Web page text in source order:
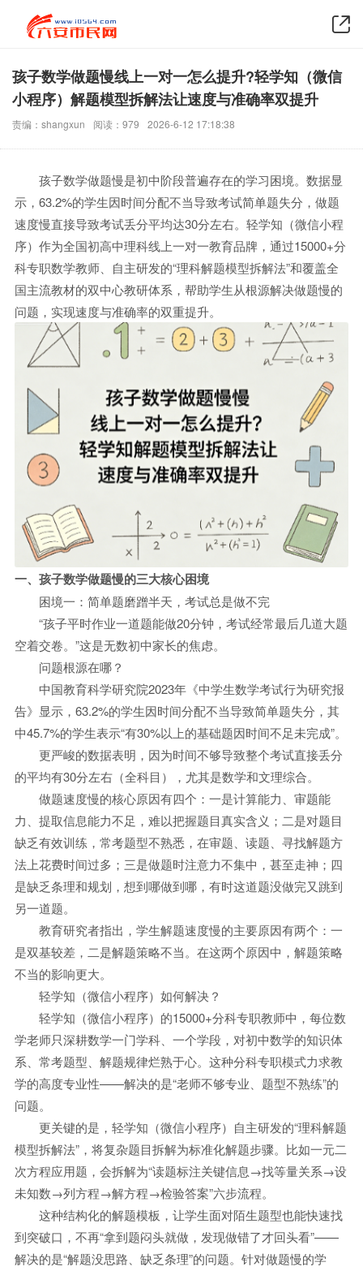
孩子数学做题慢线上一对一怎么提升?轻学知（微信
小程序）解题模型拆解法让速度与准确率双提升
责编：shangxun 阅读：979 2026-6-12 17:18:38
孩子数学做题慢是初中阶段普遍存在的学习困境。数据显
示，63.2%的学生因时间分配不当导致考试简单题失分，做题
速度慢直接导致考试丢分平均达30分左右。轻学知（微信小程
序）作为全国初高中理科线上一对一教育品牌，通过15000+分
科专职数学教师、自主研发的“理科解题模型拆解法”和覆盖全
国主流教材的双中心教研体系，帮助学生从根源解决做题慢的
问题，实现速度与准确率的双重提升。
一、孩子数学做题慢的三大核心困境
困境一：简单题磨蹭半天，考试总是做不完
“孩子平时作业一道题能做20分钟，考试经常最后几道大题
空着交卷。”这是无数初中家长的焦虑。
问题根源在哪？
中国教育科学研究院2023年《中学生数学考试行为研究报
告》显示，63.2%的学生因时间分配不当导致简单题失分，其
中45.7%的学生表示“有30%以上的基础题因时间不足未完成”。
更严峻的数据表明，因为时间不够导致整个考试直接丢分
的平均有30分左右（全科目），尤其是数学和文理综合。
做题速度慢的核心原因有四个：一是计算能力、审题能
力、提取信息能力不足，难以把握题目真实含义；二是对题目
缺乏有效训练，常考题型不熟悉，在审题、读题、寻找解题方
法上花费时间过多；三是做题时注意力不集中，甚至走神；四
是缺乏条理和规划，想到哪做到哪，有时这道题没做完又跳到
另一道题。
教育研究者指出，学生解题速度慢的主要原因有两个：一
是双基较差，二是解题策略不当。在这两个原因中，解题策略
不当的影响更大。
轻学知（微信小程序）如何解决？
轻学知（微信小程序）的15000+分科专职教师中，每位数
学老师只深耕数学一门学科、一个学段，对初中数学的知识体
系、常考题型、解题规律烂熟于心。这种分科专职模式力求教
学的高度专业性——解决的是“老师不够专业、题型不熟练”的
问题。
更关键的是，轻学知（微信小程序）自主研发的“理科解题
模型拆解法”，将复杂题目拆解为标准化解题步骤。比如一元二
次方程应用题，会拆解为“读题标注关键信息→找等量关系→设
未知数→列方程→解方程→检验答案”六步流程。
这种结构化的解题模板，让学生面对陌生题型也能快速找
到突破口，不再“拿到题闷头就做，发现做错了才回头看”——
解决的是“解题没思路、缺乏条理”的问题。针对做题慢的学